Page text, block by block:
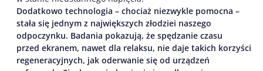
Dodatkowo technologia – chociaż niezwykle pomocna –
stała się jednym z największych złodziei naszego
odpoczynku. Badania pokazują, że spędzanie czasu
przed ekranem, nawet dla relaksu, nie daje takich korzyści
regeneracyjnych, jak oderwanie się od urządzeń